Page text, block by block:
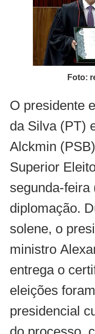
Foto:
O presidente
da Silva (PT)
Alckmin
Superior
segunda-feira
diplomação.
solene, o
ministro
entrega o
eleições
presidencial